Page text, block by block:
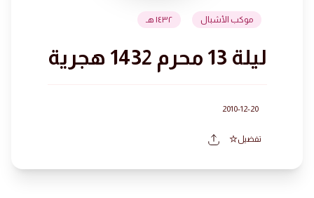
موكب الأشبال ١٤٣٢ هـ
ليلة 13 محرم 1432 هجرية
2010-12-20
تفضيل